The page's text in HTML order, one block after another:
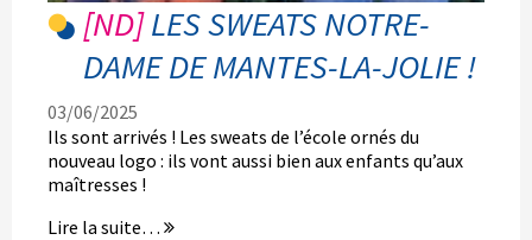
LES SWEATS NOTRE-
DAME DE MANTES-LA-JOLIE !
03/06/2025
Ils sont arrivés ! Les sweats de l’école ornés du
nouveau logo : ils vont aussi bien aux enfants qu’aux
maîtresses !
Les
Lire la suite…